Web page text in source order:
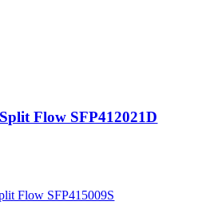
Flow SFP412021D